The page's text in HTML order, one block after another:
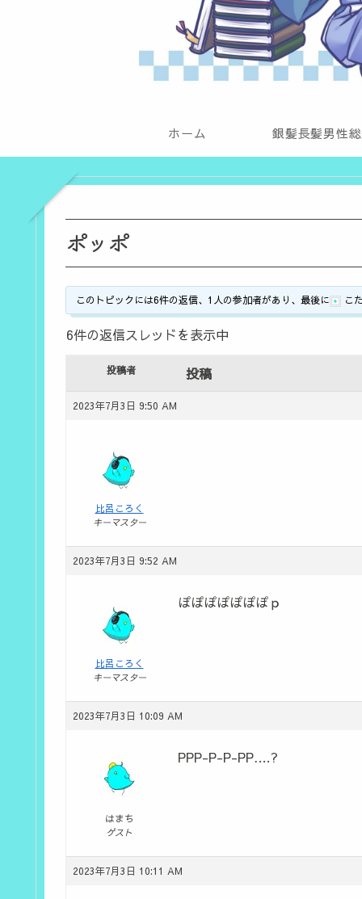
ホーム 銀髪長髪男性
ポッポ
このトピックには6件の返信、1人の参加者があり、最後に こ
6件の返信スレッドを表示中
投稿者 投稿
2023年7月3日 9:50 AM
比呂ころく
キーマスター
2023年7月3日 9:52 AM
比呂ころく
キーマスター
ぽぽぽぽぽぽぽｐ
2023年7月3日 10:09 AM
はまち
ゲスト
PPP-P-P-PP.…?
2023年7月3日 10:11 AM